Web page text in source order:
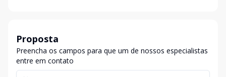
Proposta
Preencha os campos para que um de nossos especialistas
entre em contato